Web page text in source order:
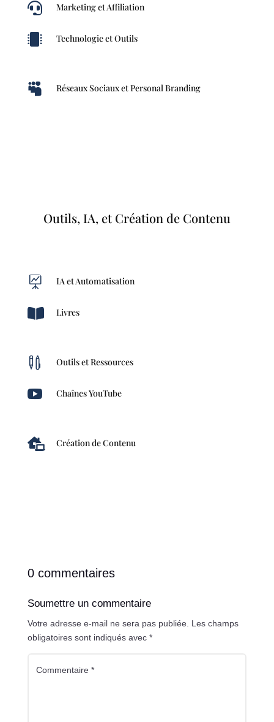
 Marketing et Affiliation
 Technologie et Outils
 Réseaux Sociaux et Personal Branding
Outils, IA, et Création de Contenu
 IA et Automatisation
 Livres
 Outils et Ressources
 Chaînes YouTube
 Création de Contenu
0 commentaires
Soumettre un commentaire
Votre adresse e-mail ne sera pas publiée. Les champs
obligatoires sont indiqués avec *